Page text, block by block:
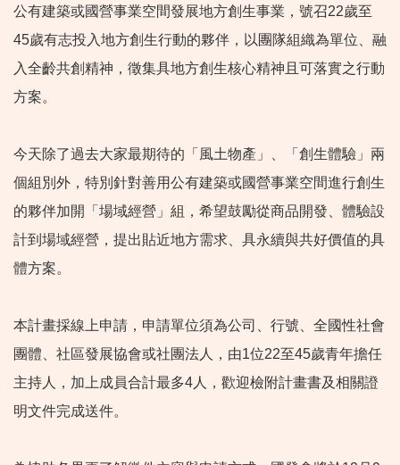
公有建築或國營事業空間發展地方創生事業，號召22歲至
45歲有志投入地方創生行動的夥伴，以團隊組織為單位、融
入全齡共創精神，徵集具地方創生核心精神且可落實之行動
方案。
今天除了過去大家最期待的「風土物產」、「創生體驗」兩
個組別外，特別針對善用公有建築或國營事業空間進行創生
的夥伴加開「場域經營」組，希望鼓勵從商品開發、體驗設
計到場域經營，提出貼近地方需求、具永續與共好價值的具
體方案。
本計畫採線上申請，申請單位須為公司、行號、全國性社會
團體、社區發展協會或社團法人，由1位22至45歲青年擔任
主持人，加上成員合計最多4人，歡迎檢附計畫書及相關證
明文件完成送件。